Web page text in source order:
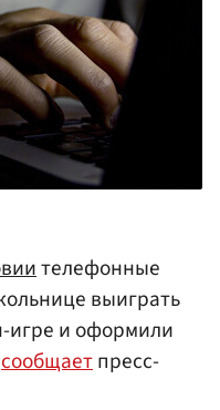
телефонные
выиграть
игре и оформили
сообщаетпресс-